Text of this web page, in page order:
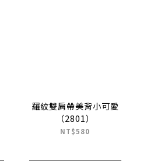
羅紋雙肩帶美背小可愛
（2801）
NT$580